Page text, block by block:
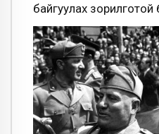
байгуулах зорилготой